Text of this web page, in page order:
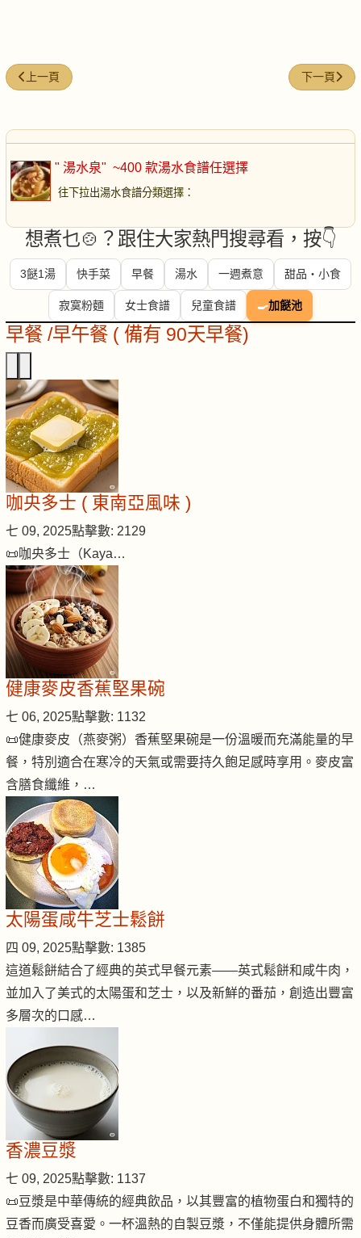
上一篇文章: 蓮藕淡菜豬骨湯
上一頁 下一篇文章
下一頁
" 湯水泉" ~400 款湯水食譜任選擇
往下拉出湯水食譜分類選擇 ：
想煮乜🍲？跟住大家熱門搜尋看，按👇
3餸1湯 快手菜 早餐 湯水 一週煮意 甜品・小食
寂寞粉麵 女士食譜 兒童食譜 🍳加餸池
早餐 /早午餐 ( 備有 90天早餐)
咖央多士 ( 東南亞風味 )
七 09, 2025點擊數: 2129
📜咖央多士（Kaya…
健康麥皮香蕉堅果碗
七 06, 2025點擊數: 1132
📜健康麥皮（燕麥粥）香蕉堅果碗是一份溫暖而充滿能量的早
餐，特別適合在寒冷的天氣或需要持久飽足感時享用。麥皮富
含膳食纖維，…
太陽蛋咸牛芝士鬆餅
四 09, 2025點擊數: 1385
這道鬆餅結合了經典的英式早餐元素——英式鬆餅和咸牛肉，
並加入了美式的太陽蛋和芝士，以及新鮮的番茄，創造出豐富
多層次的口感…
香濃豆漿
七 09, 2025點擊數: 1137
📜豆漿是中華傳統的經典飲品，以其豐富的植物蛋白和獨特的
豆香而廣受喜愛。一杯溫熱的自製豆漿，不僅能提供身體所需